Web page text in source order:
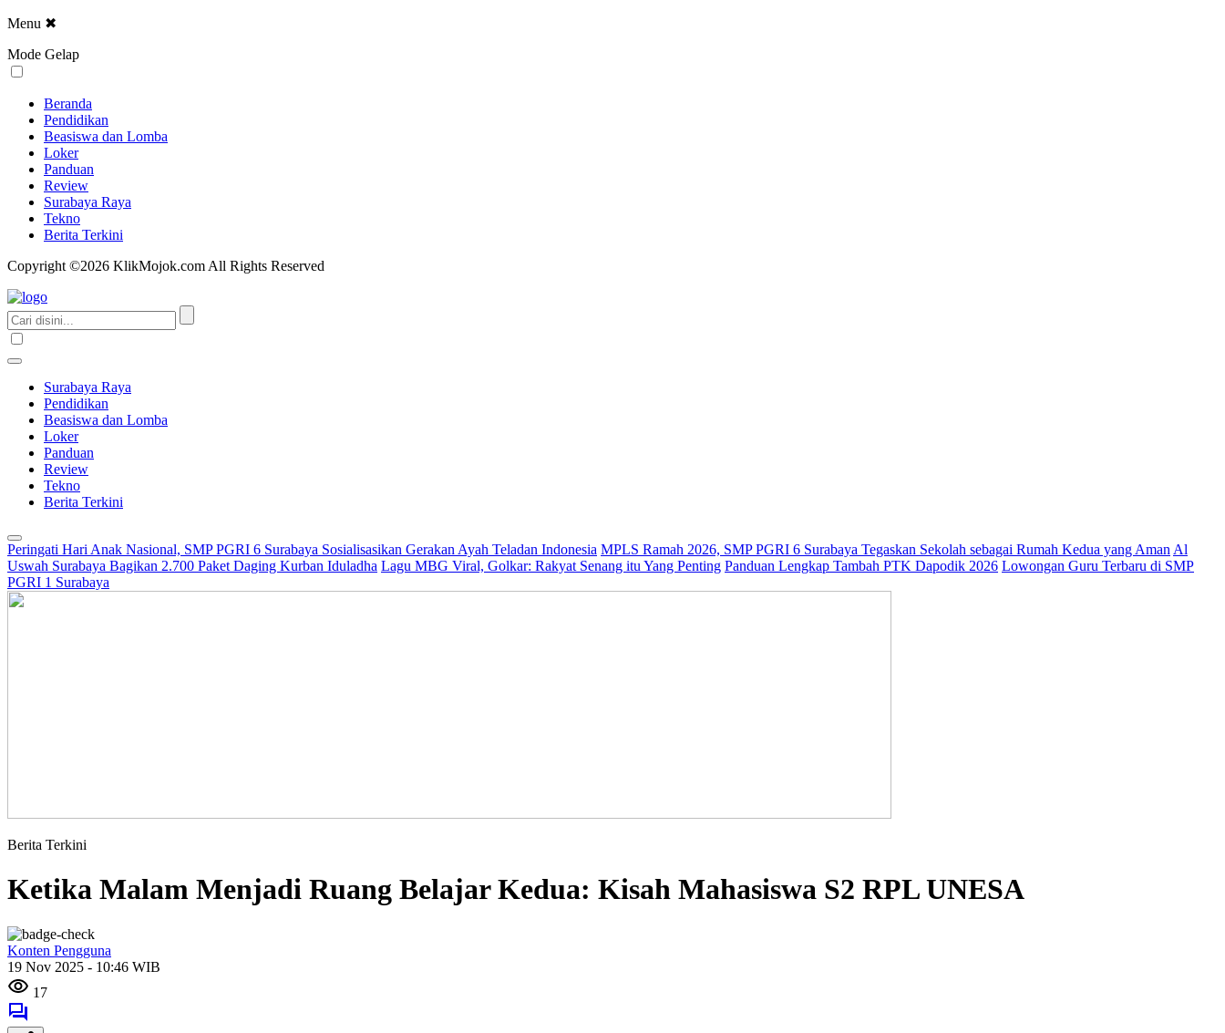
Menu ✖
Mode Gelap
Beranda
Pendidikan
Beasiswa dan Lomba
Loker
Panduan
Review
Surabaya Raya
Tekno
Berita Terkini
Copyright ©2026 KlikMojok.com All Rights Reserved
Surabaya Raya
Pendidikan
Beasiswa dan Lomba
Loker
Panduan
Review
Tekno
Berita Terkini
Peringati Hari Anak Nasional, SMP PGRI 6 Surabaya Sosialisasikan Gerakan Ayah Teladan Indonesia MPLS Ramah 2026, SMP PGRI 6 Surabaya Tegaskan Sekolah sebagai Rumah Kedua yang Aman Al
Uswah Surabaya Bagikan 2.700 Paket Daging Kurban Iduladha Lagu MBG Viral, Golkar: Rakyat Senang itu Yang Penting Panduan Lengkap Tambah PTK Dapodik 2026 Lowongan Guru Terbaru di SMP
PGRI 1 Surabaya
Berita Terkini
Ketika Malam Menjadi Ruang Belajar Kedua: Kisah Mahasiswa S2 RPL UNESA
Konten Pengguna
19 Nov 2025 - 10:46 WIB
17